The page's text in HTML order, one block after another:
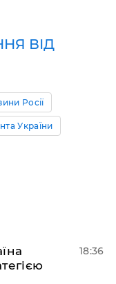
ВІД
Росії
України
18:36